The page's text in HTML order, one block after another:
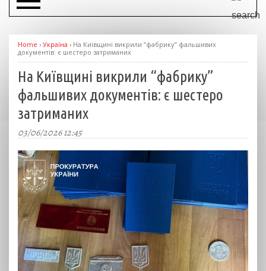
Home › Україна › На Київщині викрили “фабрику” фальшивих
документів: є шестеро затриманих
На Київщині викрили “фабрику”
фальшивих документів: є шестеро
затриманих
03/06/2026 12:45